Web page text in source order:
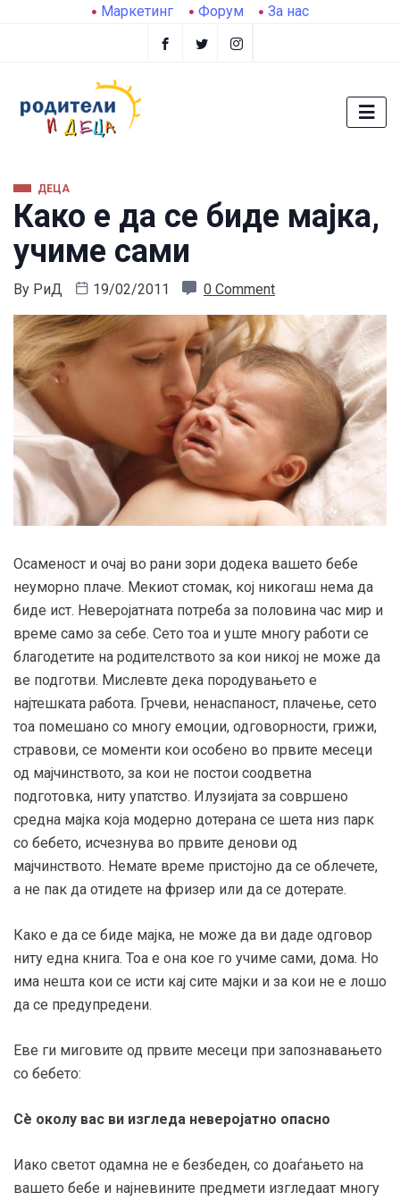
Маркетинг Форум За нас
ДЕЦА
Како е да се биде мајка,
учиме сами
By РиД 19/02/2011 0 Comment
Осаменост и очај во рани зори додека вашето бебе
неуморно плаче. Мекиот стомак, кој никогаш нема да
биде ист. Неверојатната потреба за половина час мир и
време само за себе. Сето тоа и уште многу работи се
благодетите на родителството за кои никој не може да
ве подготви. Мислевте дека породувањето е
најтешката работа. Грчеви, ненаспаност, плачење, сето
тоа помешано со многу емоции, одговорности, грижи,
стравови, се моменти кои особено во првите месеци
од мајчинството, за кои не постои соодветна
подготовка, ниту упатство. Илузијата за совршено
средна мајка која модерно дотерана се шета низ парк
со бебето, исчезнува во првите денови од
мајчинството. Немате време пристојно да се облечете,
а не пак да отидете на фризер или да се дотерате.
Како е да се биде мајка, не може да ви даде одговор
ниту една книга. Тоа е она кое го учиме сами, дома. Но
има нешта кои се исти кај сите мајки и за кои не е лошо
да се предупредени.
Еве ги миговите од првите месеци при запознавањето
со бебето:
Сè околу вас ви изгледа неверојатно опасно
Иако светот одамна не е безбеден, со доаѓањето на
вашето бебе и најневините предмети изгледаат многу